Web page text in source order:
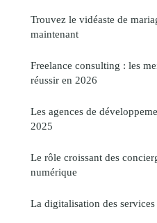
Trouvez le vidéaste de
maintenant
Freelance consulting : les
réussir en 2026
Les agences de
2025
Le rôle croissant des
numérique
La digitalisation des